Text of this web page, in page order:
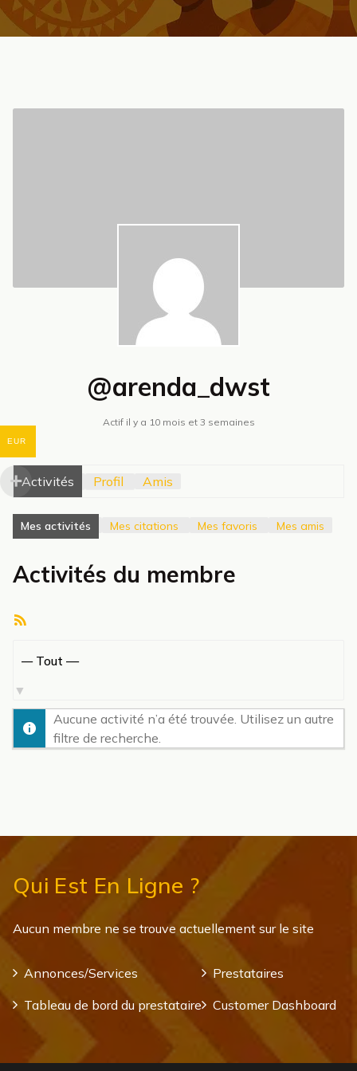
@arenda_dwst
Actif il y a 10 mois et 3 semaines
Activités Profil Amis
Mes activités Mes citations Mes favoris Mes amis
Activités du membre
par
activité:
Aucune activité n’a été trouvée. Utilisez un autre
filtre de recherche.
Qui Est En Ligne ?
Aucun membre ne se trouve actuellement sur le site
Annonces/Services
Prestataires
Tableau de bord du prestataire
Customer Dashboard
EUR